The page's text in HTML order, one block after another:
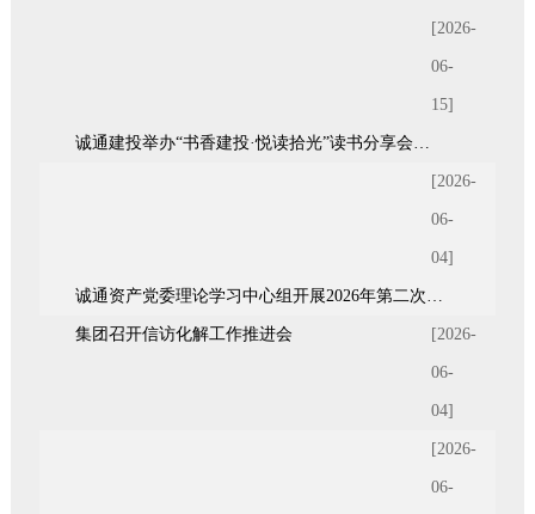
[2026-
06-
15]
诚通建投举办“书香建投·悦读拾光”读书分享会暨青年统战座谈会
[2026-
06-
04]
[2026-
06-
04]
集团召开信访化解工作推进会
[2026-
06-